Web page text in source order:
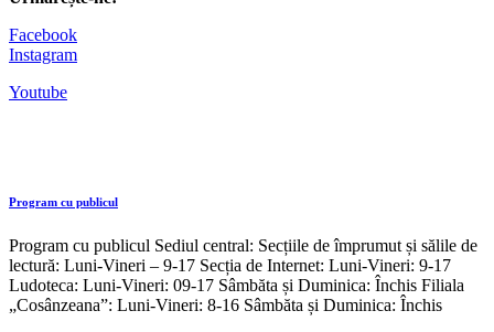
Facebook
Instagram
Youtube
Program cu publicul
Program cu publicul Sediul central: Secțiile de împrumut și sălile de
lectură: Luni-Vineri – 9-17 Secția de Internet: Luni-Vineri: 9-17
Ludoteca: Luni-Vineri: 09-17 Sâmbăta și Duminica: Închis Filiala
„Cosânzeana”: Luni-Vineri: 8-16 Sâmbăta și Duminica: Închis